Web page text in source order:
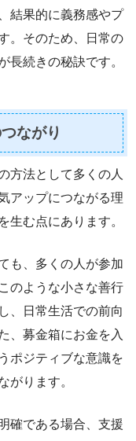
結果的に義務感やプ
。そのため、日常の
長続きの秘訣です。
ながり
方法として多くの人
アップにつながる理
生む点にあります。
も、多くの人が参加
のような小さな善行
、日常生活での前向
、募金箱にお金を入
ポジティブな意識を
がります。
確である場合、支援